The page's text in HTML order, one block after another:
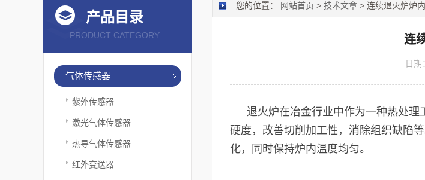
产品目录
PRODUCT CATEGORY
气体传感器
紫外传感器
激光气体传感器
热导气体传感器
红外变送器
您的位置： 网站首页 > 技术文章 > 连续退火炉炉
连
日期
退火炉在冶金行业中作为一种热处
硬度，改善切削加工性，消除组织缺陷
化，同时保持炉内温度均匀。